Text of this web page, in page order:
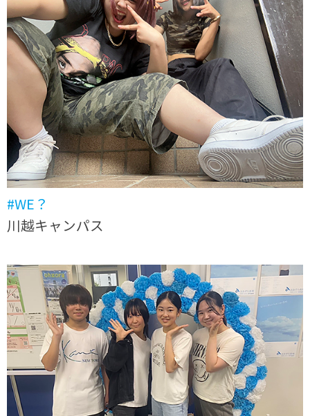
#WE？
川越キャンパス